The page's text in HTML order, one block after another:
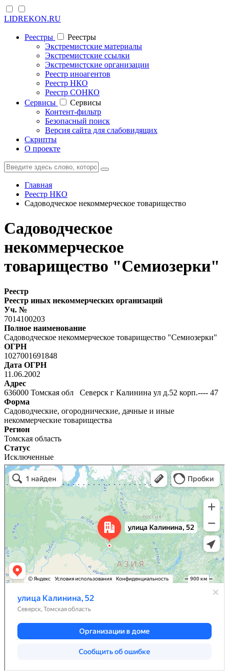
LIDREKON.RU
Реестры
Реестры
Экстремистские материалы
Экстремистские ссылки
Экстремистские организации
Реестр иноагентов
Реестр НКО
Реестр СОНКО
Cервисы
Cервисы
Контент-фильтр
Безопасный поиск
Версия сайта для слабовидящих
Скрипты
О проекте
Главная
Реестр НКО
Садоводческое некоммерческое товарищество
Садоводческое
некоммерческое
товарищество "Семиозерки"
Реестр
Реестр иных некоммерческих организаций
Уч. №
7014100203
Полное наименование
Садоводческое некоммерческое товарищество "Семиозерки"
ОГРН
1027001691848
Дата ОГРН
11.06.2002
Адрес
636000 Томская обл Северск г Калинина ул д.52 корп.---- 47
Форма
Садоводческие, огороднические, дачные и иные
некоммерческие товарищества
Регион
Томская область
Статус
Исключенные